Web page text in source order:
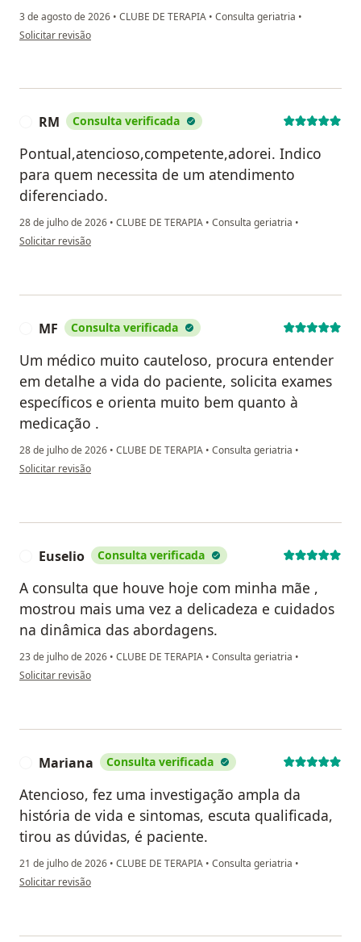
3 de agosto de 2026 • CLUBE DE TERAPIA • Consulta geriatria •
na opinião do utilizador Maria da Penha
Solicitar revisão
RM Consulta verificada
Pontual,atencioso,competente,adorei. Indico
para quem necessita de um atendimento
diferenciado.
28 de julho de 2026 • CLUBE DE TERAPIA • Consulta geriatria •
na opinião do utilizador RM
Solicitar revisão
MF Consulta verificada
Um médico muito cauteloso, procura entender
em detalhe a vida do paciente, solicita exames
específicos e orienta muito bem quanto à
medicação .
28 de julho de 2026 • CLUBE DE TERAPIA • Consulta geriatria •
na opinião do utilizador MF
Solicitar revisão
Euselio Consulta verificada
A consulta que houve hoje com minha mãe ,
mostrou mais uma vez a delicadeza e cuidados
na dinâmica das abordagens.
23 de julho de 2026 • CLUBE DE TERAPIA • Consulta geriatria •
na opinião do utilizador Euselio
Solicitar revisão
Mariana Consulta verificada
Atencioso, fez uma investigação ampla da
história de vida e sintomas, escuta qualificada,
tirou as dúvidas, é paciente.
21 de julho de 2026 • CLUBE DE TERAPIA • Consulta geriatria •
na opinião do utilizador Mariana
Solicitar revisão